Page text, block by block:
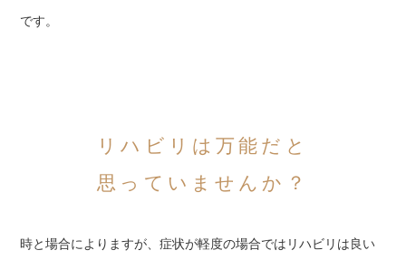
です。
リハビリは万能だと
思っていませんか？
時と場合によりますが、症状が軽度の場合ではリハビリは良い